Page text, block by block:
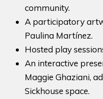
community.
A participatory
Paulina Martínez.
Hosted play
An interactive
Maggie Ghaziani,
Sickhouse space.